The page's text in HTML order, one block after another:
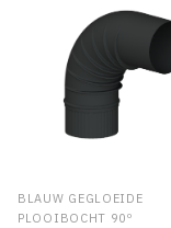
BLAUW GEGLOEIDE
PLOOIBOCHT 90º